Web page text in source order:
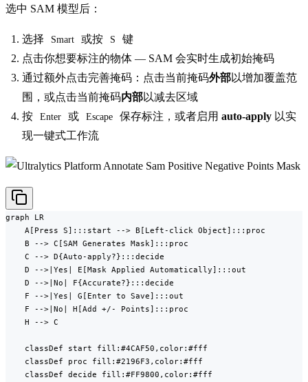
选中 SAM 模型后：
选择 Smart 或按 S
键
点击你想要标注的物体 — SAM 会实时生成初始掩码
通过额外点击完善掩码：点击当前掩码外部以增加覆盖范
围，或点击当前掩码内部以减去区域
按
Enter 或 Escape 保存标注，或者启用 auto-apply 以实
现一键式工作流
graph LR
    A[Press S]:::start --> B[Left-click Object]:::proc
    B --> C[SAM Generates Mask]:::proc
    C --> D{Auto-apply?}:::decide
    D -->|Yes| E[Mask Applied Automatically]:::out
    D -->|No| F{Accurate?}:::decide
    F -->|Yes| G[Enter to Save]:::out
    F -->|No| H[Add +/- Points]:::proc
    H --> C
    classDef start fill:#4CAF50,color:#fff
    classDef proc fill:#2196F3,color:#fff
    classDef decide fill:#FF9800,color:#fff